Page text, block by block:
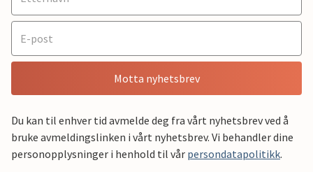
Motta nyhetsbrev
Du kan til enhver tid avmelde deg fra vårt nyhetsbrev ved å
bruke avmeldingslinken i vårt nyhetsbrev. Vi behandler dine
personopplysninger i henhold til vår persondatapolitikk.